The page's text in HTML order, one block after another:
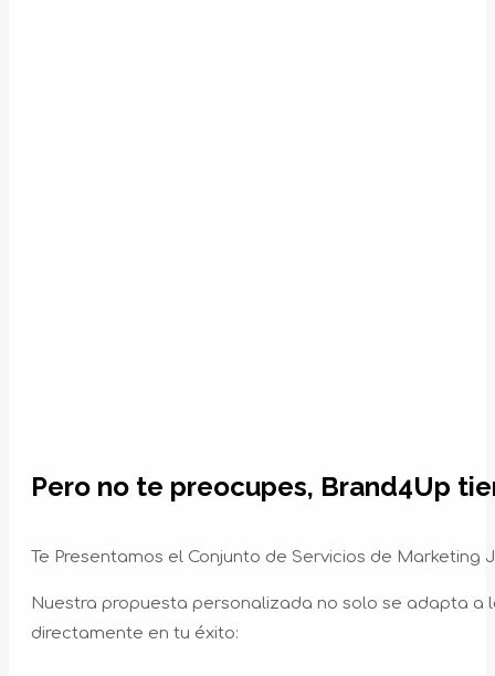
Pero no te preocupes, Brand4Up
Te Presentamos el Conjunto de Servicios de
Nuestra propuesta personalizada no solo se adapta
directamente en tu éxito: